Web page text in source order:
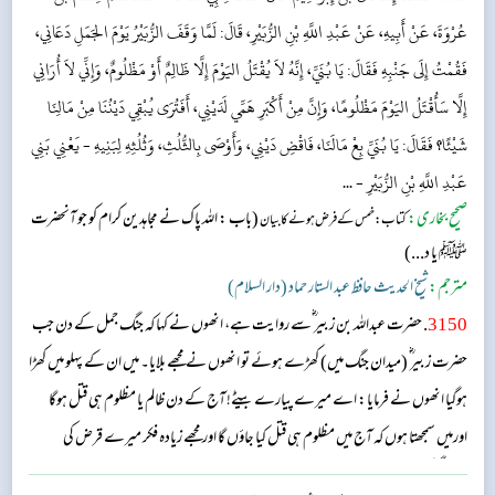
عُرْوَةَ، عَنْ أَبِيهِ، عَنْ عَبْدِ اللَّهِ بْنِ الزُّبَيْرِ، قَالَ: لَمَّا وَقَفَ الزُّبَيْرُ يَوْمَ الجَمَلِ دَعَانِي،
فَقُمْتُ إِلَى جَنْبِهِ فَقَالَ: يَا بُنَيِّ، إِنَّهُ لاَ يُقْتَلُ اليَوْمَ إِلَّا ظَالِمٌ أَوْ مَظْلُومٌ، وَإِنِّي لاَ أُرَانِي
إِلَّا سَأُقْتَلُ اليَوْمَ مَظْلُومًا، وَإِنَّ مِنْ أَكْبَرِ هَمِّي لَدَيْنِي، أَفَتُرَى يُبْقِي دَيْنُنَا مِنْ مَالِنَا
شَيْئًا؟ فَقَالَ: يَا بُنَيِّ بِعْ مَالَنَا، فَاقْضِ دَيْنِي، وَأَوْصَى بِالثُّلُثِ، وَثُلُثِهِ لِبَنِيهِ - يَعْنِي بَنِي
عَبْدِ اللَّهِ بْنِ الزُّبَيْرِ - ...
صحیح بخاری:کتاب: خمس کے فرض ہونے کا بیان(باب : اللہ پاک نے مجاہدین کرام کو جو آنحضرت
ﷺ یا د...)
مترجم:شیخ الحدیث حافظ عبد الستار حماد (دار السلام)
3150. حضرت عبداللہ بن زبیر ؓسے روایت ہے، انھوں نے کہا کہ جنگ جمل کے دن جب
حضرت زبیر ؓ (میدان جنگ میں) کھڑے ہوئے تو انھوں نے مجھے بلایا۔ میں ان کے پہلو میں کھڑا
ہوگیا انھوں نے فرمایا: اے میرے پیارے بیٹے! آج کے دن ظالم یا مظلوم ہی قتل ہوگا
اورمیں سمجھتا ہوں کہ آج میں مظلوم ہی قتل کیا جاؤں گا اور مجھے زیادہ فکر میرے قرض کی
(ادائیگی کی) ہے۔ کیا تمھیں کچھ اندازہ ہے کہ قرض ادا کرنے کے بعد ہمارا کچھ مال بچ سکے گا؟